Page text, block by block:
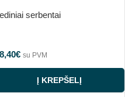
serbentai
€ su PVM
Į KREPŠELĮ